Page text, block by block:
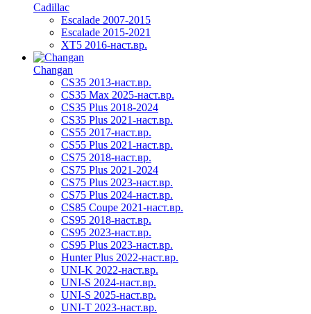
Cadillac
Escalade 2007-2015
Escalade 2015-2021
XT5 2016-наст.вр.
Changan
CS35 2013-наст.вр.
CS35 Max 2025-наст.вр.
CS35 Plus 2018-2024
CS35 Plus 2021-наст.вр.
CS55 2017-наст.вр.
CS55 Plus 2021-наст.вр.
CS75 2018-наст.вр.
CS75 Plus 2021-2024
CS75 Plus 2023-наст.вр.
CS75 Plus 2024-наст.вр.
CS85 Coupe 2021-наст.вр.
CS95 2018-наст.вр.
CS95 2023-наст.вр.
CS95 Plus 2023-наст.вр.
Hunter Plus 2022-наст.вр.
UNI-K 2022-наст.вр.
UNI-S 2024-наст.вр.
UNI-S 2025-наст.вр.
UNI-T 2023-наст.вр.